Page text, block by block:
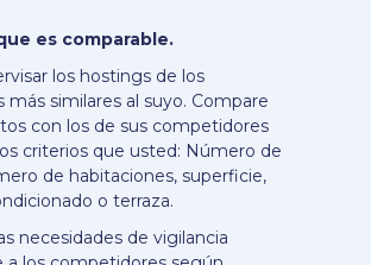
es comparable.
los hostings de los
similares al suyo. Compare
con los de sus competidores
criterios que usted: Número de
de habitaciones, superficie,
o terraza.
necesidades de vigilancia